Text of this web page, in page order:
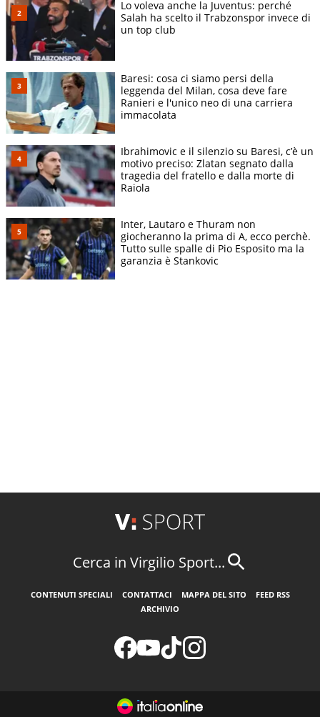
Lo voleva anche la Juventus: perché
Salah ha scelto il Trabzonspor invece di
un top club
Baresi: cosa ci siamo persi della
leggenda del Milan, cosa deve fare
Ranieri e l'unico neo di una carriera
immacolata
Ibrahimovic e il silenzio su Baresi, c’è un
motivo preciso: Zlatan segnato dalla
tragedia del fratello e dalla morte di
Raiola
Inter, Lautaro e Thuram non
giocheranno la prima di A, ecco perchè.
Tutto sulle spalle di Pio Esposito ma la
garanzia è Stankovic
Cerca in Virgilio Sport...
CONTENUTI SPECIALI CONTATTACI MAPPA DEL SITO
FEED RSS
ARCHIVIO